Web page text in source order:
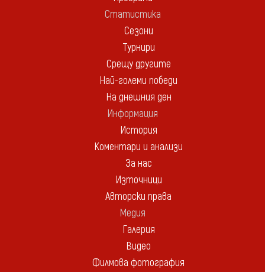
Статистика
Сезони
Турнири
Срещу другите
Най-големи победи
На днешния ден
Информация
История
Коментари и анализи
За нас
Източници
Авторски права
Медия
Галерия
Видео
Филмова фотография